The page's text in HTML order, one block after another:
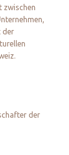
zwischen
der
der